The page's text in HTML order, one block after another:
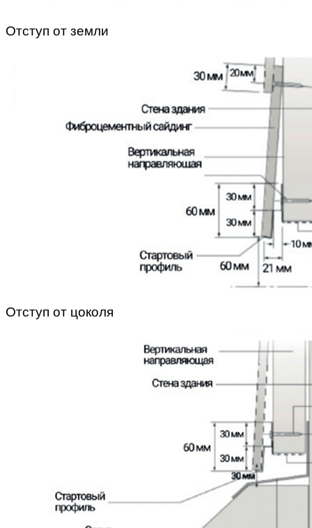
Отступ от земли
Отступ от цоколя